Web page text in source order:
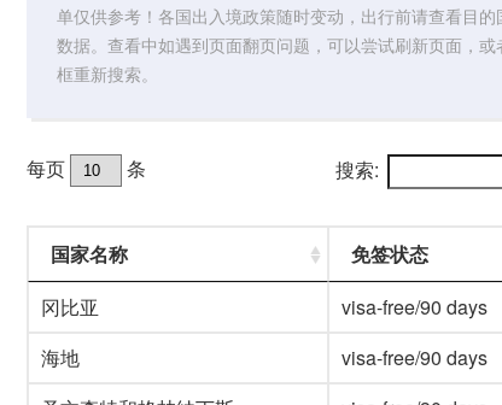
单仅供参考！各国出入境政策随时变动，出行前请查看目
数据。查看中如遇到页面翻页问题，可以尝试刷新页面，或
框重新搜索。
每页 条 搜索:
国家名称
免签状态
冈比亚
visa-free/90 days
海地
visa-free/90 days